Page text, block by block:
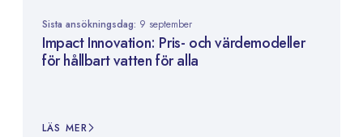
Sista ansökningsdag: 9 september
Impact Innovation: Pris- och värdemodeller
för hållbart vatten för alla
LÄS MER